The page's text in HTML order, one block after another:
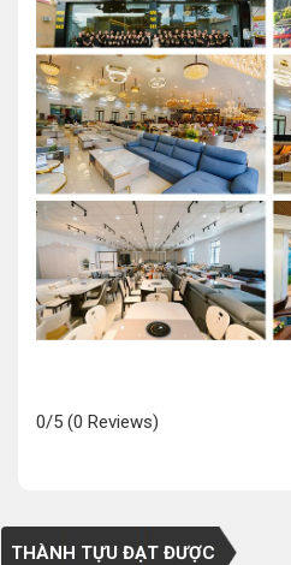
0/5 (0 Reviews)
THÀNH TỰU ĐẠT ĐƯỢC